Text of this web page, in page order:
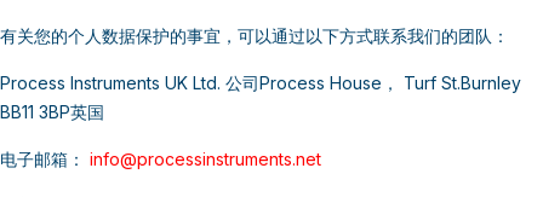
有关您的个人数据保护的事宜，可以通过以下方式联系我们的团队：
Process Instruments UK Ltd. 公司Process House， Turf St.Burnley
BB11 3BP英国
电子邮箱： info@processinstruments.net